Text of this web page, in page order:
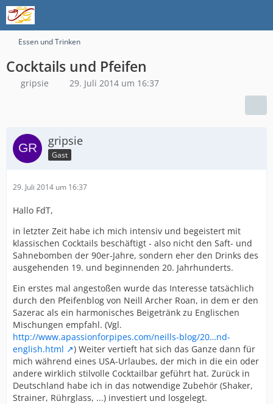
Essen und Trinken
Cocktails und Pfeifen
gripsie 29. Juli 2014 um 16:37
gripsie
Gast
29. Juli 2014 um 16:37
Hallo FdT,
in letzter Zeit habe ich mich intensiv und begeistert mit
klassischen Cocktails beschäftigt - also nicht den Saft- und
Sahnebomben der 90er-Jahre, sondern eher den Drinks des
ausgehenden 19. und beginnenden 20. Jahrhunderts.
Ein erstes mal angestoßen wurde das Interesse tatsächlich
durch den Pfeifenblog von Neill Archer Roan, in dem er den
Sazerac als ein harmonisches Beigetränk zu Englischen
Mischungen empfahl. (Vgl.
http://www.apassionforpipes.com/neills-blog/20…nd-
english.html
) Weiter vertieft hat sich das Ganze dann für
mich während eines USA-Urlaubes, der mich in die ein oder
andere wirklich stilvolle Cocktailbar geführt hat. Zurück in
Deutschland habe ich in das notwendige Zubehör (Shaker,
Strainer, Rührglass, ...) investiert und losgelegt.